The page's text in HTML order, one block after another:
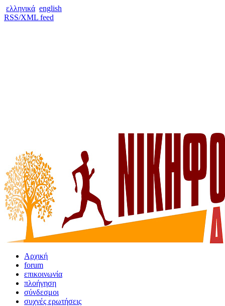
ελληνικά english
RSS/XML feed
Αρχική
forum
επικοινωνία
πλοήγηση
σύνδεσμοι
συχνές ερωτήσεις